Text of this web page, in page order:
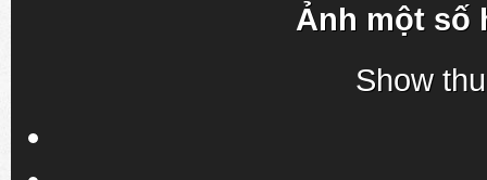
Ảnh một số
Show